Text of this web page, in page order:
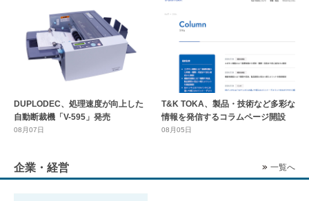
DUPLODEC、処理速度が向上した
自動断裁機「V-595」発売
08月07日
T&K TOKA、製品・技術など多彩な
情報を発信するコラムページ開設
08月05日
企業・経営 一覧へ